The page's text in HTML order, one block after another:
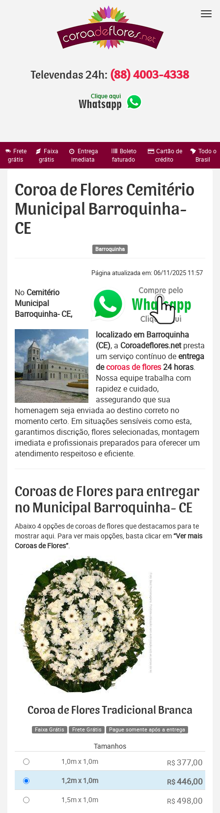
Televendas 24h: (88) 4003-4338
Frete
grátis
Faixa
grátis
Entrega
imediata
Boleto
faturado
Cartão de
crédito
Todo o
Brasil
Coroa de Flores Cemitério
Municipal Barroquinha-
CE
Barroquinha
Página atualizada em: 06/11/2025 11:57
No Cemitério
Municipal
Barroquinha- CE,
localizado em Barroquinha
(CE), a Coroadeflores.netpresta
um serviço contínuo deentrega
decoroas de flores24 horas.
Nossa equipe trabalha com
rapidez e cuidado,
assegurando que sua
homenagem seja enviada ao destino correto no
momento certo. Em situações sensíveis como esta,
garantimos discrição, flores selecionadas, montagem
imediata e profissionais preparados para oferecer um
atendimento respeitoso e eficiente.
Coroas de Flores para entregar
no Municipal Barroquinha- CE
Abaixo 4 opções de coroas de flores que destacamos para te
mostrar aqui. Para ver mais opções, basta clicar em“Ver mais
Coroas de Flores”.
Coroa de Flores Tradicional Branca
Faixa Grátis Frete Grátis Pague somente após a entrega
Tamanhos
1,0m x 1,0m
R$ 377,00
1,2m x 1,0m R$446,00
1,5m x 1,0m R$ 498,00